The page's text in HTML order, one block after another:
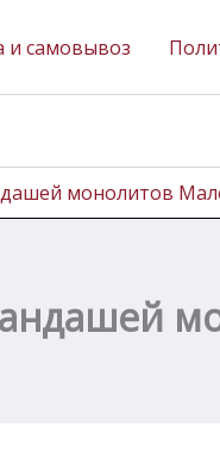
и самовывоз
монолитов